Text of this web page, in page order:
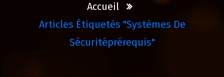
Accueil
Articles Étiquetés "systèmes De
Sécuritéprérequis"